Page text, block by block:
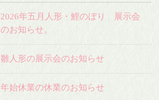
2026年五月人形・鯉のぼり 展示会
のお知らせ。
雛人形の展示会のお知らせ
年始休業の休業のお知らせ